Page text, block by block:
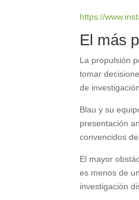
https://
El más
La propulsión
tomar
de
Blau y su
presentación
convencidos
El mayor
es menos de
investigación